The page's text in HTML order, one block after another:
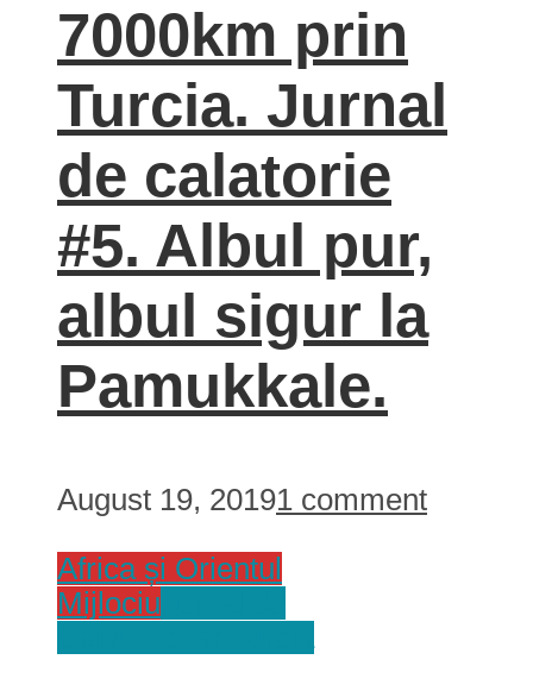
7000km prin
Turcia. Jurnal
de calatorie
#5. Albul pur,
albul sigur la
Pamukkale.
August 19, 20191 comment
Africa și Orientul
Mijlociu